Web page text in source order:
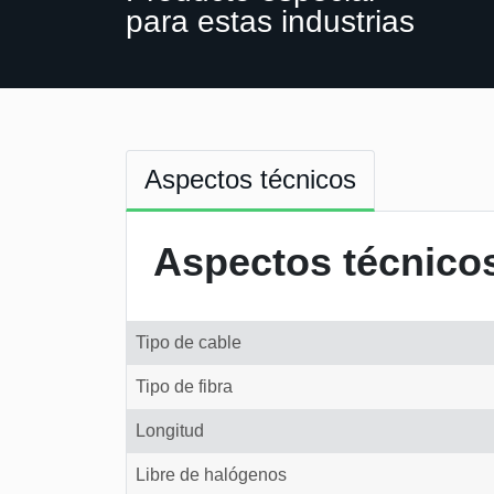
para estas industrias
Aspectos técnicos
Aspectos
Tipo de cable
Tipo de fibra
Longitud
Libre de halógenos